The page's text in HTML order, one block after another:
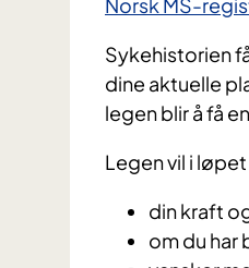
Norsk MS-
Sykehistorien
dine aktuelle
legen blir å få
Legen vil i
din kraft
om du har